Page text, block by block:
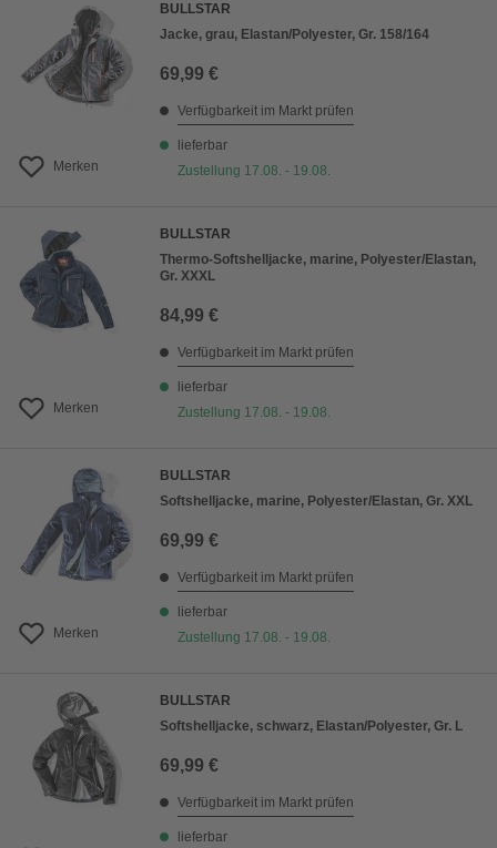
Merken
BULLSTAR
Jacke, grau, Elastan/Polyester, Gr. 158/164
69,99 €
Verfügbarkeit im Markt prüfen
lieferbar
Zustellung 17.08. - 19.08.
Merken
BULLSTAR
Thermo-Softshelljacke, marine, Polyester/Elastan,
Gr. XXXL
84,99 €
Verfügbarkeit im Markt prüfen
lieferbar
Zustellung 17.08. - 19.08.
Merken
BULLSTAR
Softshelljacke, marine, Polyester/Elastan, Gr. XXL
69,99 €
Verfügbarkeit im Markt prüfen
lieferbar
Zustellung 17.08. - 19.08.
BULLSTAR
Softshelljacke, schwarz, Elastan/Polyester, Gr. L
69,99 €
Verfügbarkeit im Markt prüfen
lieferbar